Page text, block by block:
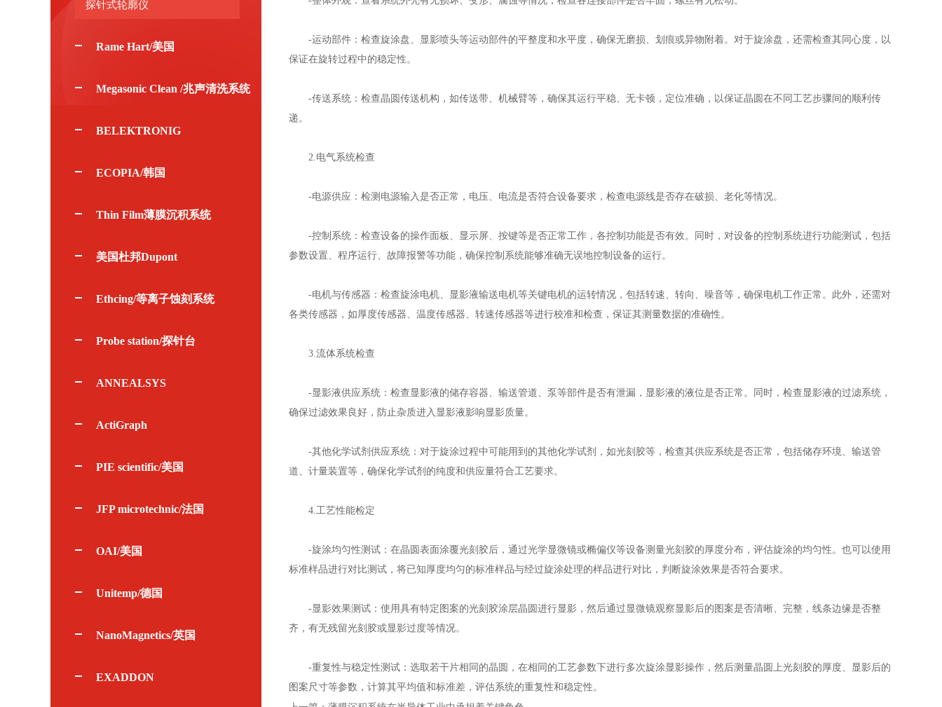
探针式轮廓仪
Rame Hart/美国
Megasonic Clean /兆声清洗系统
BELEKTRONIG
ECOPIA/韩国
Thin Film薄膜沉积系统
美国杜邦Dupont
Ethcing/等离子蚀刻系统
Probe station/探针台
ANNEALSYS
ActiGraph
PIE scientific/美国
JFP microtechnic/法国
OAI/美国
Unitemp/德国
NanoMagnetics/英国
EXADDON
-运动部件：检查旋涂盘、显影喷头等运动部件的平整度和水平度，确保无磨损、划痕或异物附着。对于旋涂盘，还需检查其同心度，以
保证在旋转过程中的稳定性。
-传送系统：检查晶圆传送机构，如传送带、机械臂等，确保其运行平稳、无卡顿，定位准确，以保证晶圆在不同工艺步骤间的顺利传
递。
2.电气系统检查
-电源供应：检测电源输入是否正常，电压、电流是否符合设备要求，检查电源线是否存在破损、老化等情况。
-控制系统：检查设备的操作面板、显示屏、按键等是否正常工作，各控制功能是否有效。同时，对设备的控制系统进行功能测试，包括
参数设置、程序运行、故障报警等功能，确保控制系统能够准确无误地控制设备的运行。
-电机与传感器：检查旋涂电机、显影液输送电机等关键电机的运转情况，包括转速、转向、噪音等，确保电机工作正常。此外，还需对
各类传感器，如厚度传感器、温度传感器、转速传感器等进行校准和检查，保证其测量数据的准确性。
3.流体系统检查
-显影液供应系统：检查显影液的储存容器、输送管道、泵等部件是否有泄漏，显影液的液位是否正常。同时，检查显影液的过滤系统，
确保过滤效果良好，防止杂质进入显影液影响显影质量。
-其他化学试剂供应系统：对于旋涂过程中可能用到的其他化学试剂，如光刻胶等，检查其供应系统是否正常，包括储存环境、输送管
道、计量装置等，确保化学试剂的纯度和供应量符合工艺要求。
4.工艺性能检定
-旋涂均匀性测试：在晶圆表面涂覆光刻胶后，通过光学显微镜或椭偏仪等设备测量光刻胶的厚度分布，评估旋涂的均匀性。也可以使用
标准样品进行对比测试，将已知厚度均匀的标准样品与经过旋涂处理的样品进行对比，判断旋涂效果是否符合要求。
-显影效果测试：使用具有特定图案的光刻胶涂层晶圆进行显影，然后通过显微镜观察显影后的图案是否清晰、完整，线条边缘是否整
齐，有无残留光刻胶或显影过度等情况。
-重复性与稳定性测试：选取若干片相同的晶圆，在相同的工艺参数下进行多次旋涂显影操作，然后测量晶圆上光刻胶的厚度、显影后的
图案尺寸等参数，计算其平均值和标准差，评估系统的重复性和稳定性。